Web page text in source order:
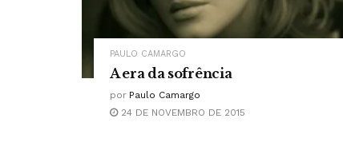
PAULO CAMARGO
A era da sofrência
por Paulo Camargo
24 DE NOVEMBRO DE 2015